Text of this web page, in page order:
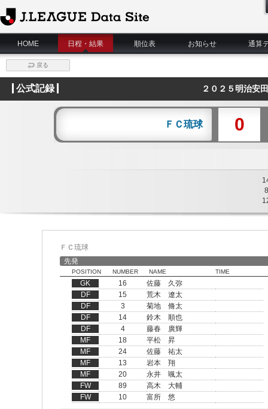
J.League Data Site
HOME
日程・結果 順位表 お知らせ 通算
戻る
公式記録 ２０２５明治安
ＦＣ琉球 0
8
ＦＣ琉球
先発
POSITION NUMBER NAME TIME
GK 16
佐藤 久弥
DF
15
荒木 遼太
DF
3
菊地 脩太
DF
14
鈴木 順也
DF
4
藤春 廣輝
MF
18
平松 昇
MF
24
佐藤 祐太
MF
13
岩本 翔
MF
20
永井 颯太
FW
89
高木 大輔
FW
10
富所 悠